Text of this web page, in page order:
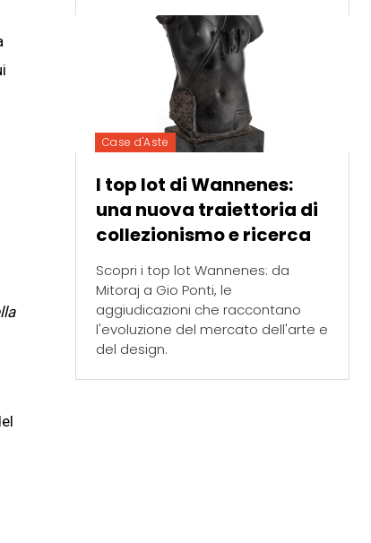
Case d'Aste
I top lot di Wannenes:
una nuova traiettoria di
collezionismo e ricerca
Scopri i top lot Wannenes: da
Mitoraj a Gio Ponti, le
aggiudicazioni che raccontano
l'evoluzione del mercato dell'arte e
del design.